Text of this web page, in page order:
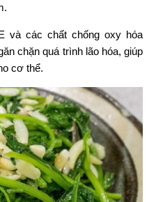
và các chất chống oxy hóa
chặn quá trình lão hóa, giúp
cơ thể.